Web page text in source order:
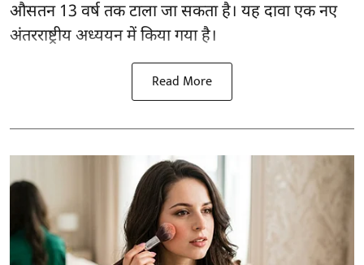
औसतन 13 वर्ष तक टाला जा सकता है। यह दावा एक नए
अंतरराष्ट्रीयअध्ययनमें किया गया है।
Read More